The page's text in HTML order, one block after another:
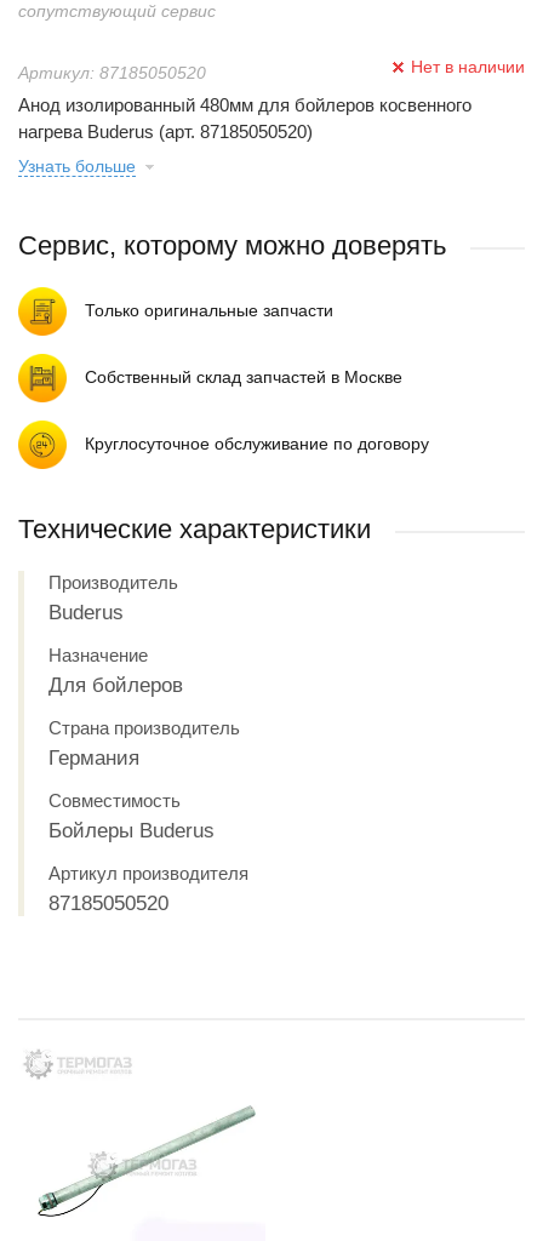
Артикул: 87185050520 Нет в наличии
Анод изолированный 480мм для бойлеров косвенного
нагрева Buderus (арт. 87185050520)
Узнать больше
сопутствующий сервис
Сервис, которому можно доверять
Только оригинальные запчасти
Собственный склад запчастей в Москве
Круглосуточное обслуживание по договору
Технические характеристики
Производитель
Buderus
Назначение
Для бойлеров
Страна производитель
Германия
Совместимость
Бойлеры Buderus
Артикул производителя
87185050520